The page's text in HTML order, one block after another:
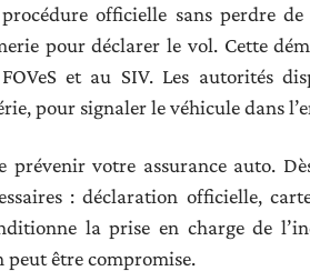
officielle sans perdre
pour déclarer le vol. Cette
et au SIV. Les autorités
pour signaler le véhicule dans
votre assurance auto.
: déclaration officielle,
la prise en charge de
peut être compromise.